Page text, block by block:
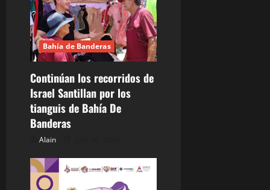
a
d
a
s
Bahía de Banderas
Continúan los recorridos de
Israel Santillan por los
tianguis de Bahía De
Banderas
Alain